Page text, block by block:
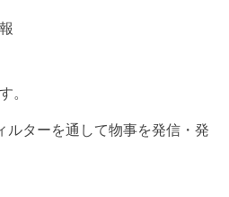
。
ルターを通して物事を発信・発